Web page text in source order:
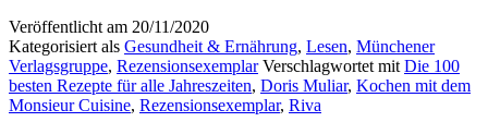
Monsieur
Cuisine.
Die
Veröffentlicht am 20/11/2020
Kategorisiert als Gesundheit & Ernährung, Lesen, Münchener
Verlagsgruppe, Rezensionsexemplar Verschlagwortet mit Die 100
besten Rezepte für alle Jahreszeiten, Doris Muliar, Kochen mit dem
Monsieur Cuisine, Rezensionsexemplar, Riva